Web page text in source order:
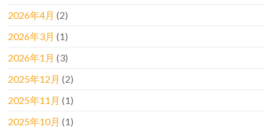
2026年4月 (2)
2026年3月 (1)
2026年1月 (3)
2025年12月 (2)
2025年11月 (1)
2025年10月 (1)